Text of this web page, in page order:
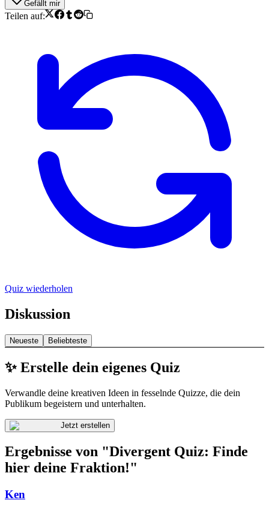
Gefällt mir
Teilen auf:
Quiz wiederholen
Diskussion
Neueste Beliebteste
✨ Erstelle dein eigenes Quiz
Verwandle deine kreativen Ideen in fesselnde Quizze, die dein
Publikum begeistern und unterhalten.
Jetzt erstellen
Ergebnisse von "Divergent Quiz: Finde
hier deine Fraktion!"
Ken